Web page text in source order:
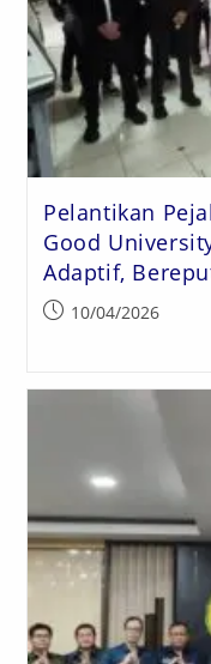
Pelantikan
Good
Adaptif,
10/04/2026